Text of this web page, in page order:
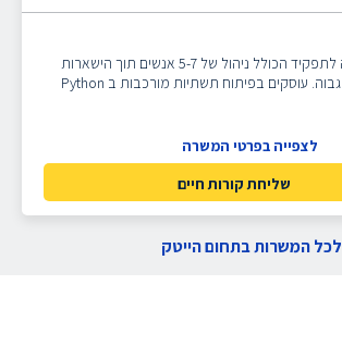
דרוש/ה ר"צ תוכנה לתפקיד הכולל ניהול של 5-7 אנשים תוך הישארות
Hands On באחוז גבוה. עוסקים בפיתוח תשתיות מורכבות ב Python
לצפייה בפרטי המשרה
שליחת קורות חיים
לכל המשרות בתחום הייטק